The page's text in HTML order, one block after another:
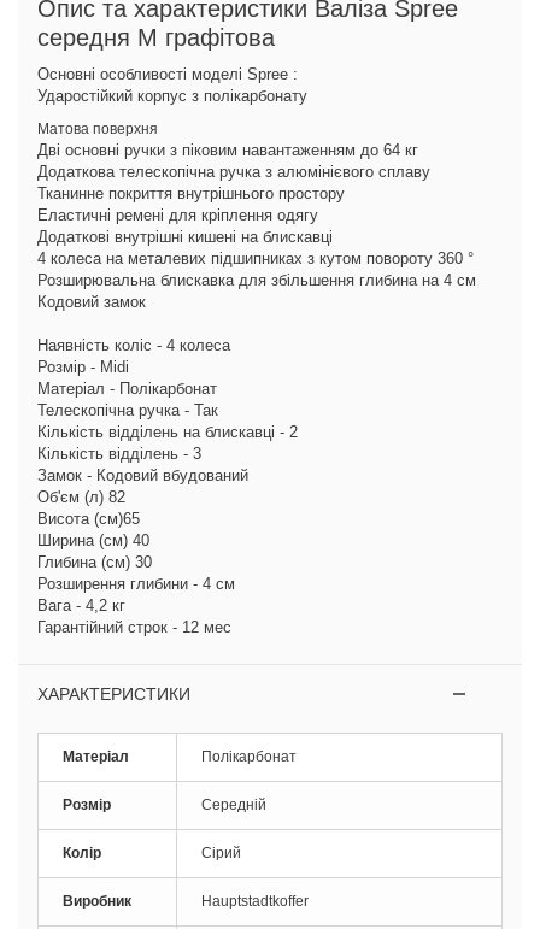
Опис та характеристики Валіза Spree
середня M графітова
Основні особливості моделі Spree :
Ударостійкий корпус з полікарбонату
Матова поверхня
Дві основні ручки з піковим навантаженням до 64 кг
Додаткова телескопічна ручка з алюмінієвого сплаву
Тканинне покриття внутрішнього простору
Еластичні ремені для кріплення одягу
Додаткові внутрішні кишені на блискавці
4 колеса на металевих підшипниках з кутом повороту 360 °
Розширювальна блискавка для збільшення глибина на 4 см
Кодовий замок
Наявність коліс - 4 колеса
Розмір - Midi
Матеріал - Полікарбонат
Телескопічна ручка - Так
Кількість відділень на блискавці - 2
Кількість відділень - 3
Замок - Кодовий вбудований
Об'єм (л) 82
Висота (см)65
Ширина (см) 40
Глибина (см) 30
Розширення глибини - 4 см
Вага - 4,2 кг
Гарантійний строк - 12 мес
ХАРАКТЕРИСТИКИ
Матеріал Полікарбонат
Розмір Середній
Колір Сірий
Виробник Hauptstadtkoffer